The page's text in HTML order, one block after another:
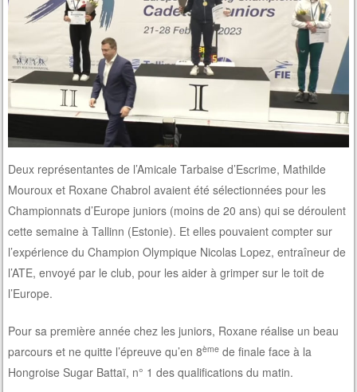
Deux représentantes de l’Amicale Tarbaise d’Escrime, Mathilde
Mouroux et Roxane Chabrol avaient été sélectionnées pour les
Championnats d’Europe juniors (moins de 20 ans) qui se déroulent
cette semaine à Tallinn (Estonie). Et elles pouvaient compter sur
l’expérience du Champion Olympique Nicolas Lopez, entraîneur de
l’ATE, envoyé par le club, pour les aider à grimper sur le toit de
l’Europe.
Pour sa première année chez les juniors, Roxane réalise un beau
parcours et ne quitte l’épreuve qu’en 8ème de finale face à la
Hongroise Sugar Battaï, n° 1 des qualifications du matin.